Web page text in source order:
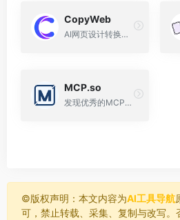
CopyWeb
AI网页设计转换工具，可以将屏幕截图、网站URL转换为代码组件
MCP.so
发现优秀的MCP服务器和客户端
©️版权声明：本文内容为AI工具导航
可，禁止转载、采集、复制与改写